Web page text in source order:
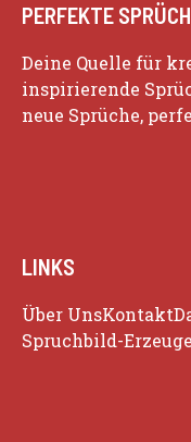
PERFEKTE
Deine Quelle für
inspirierende
neue Sprüche,
LINKS
Über UnsKontakt
Spruchbild-